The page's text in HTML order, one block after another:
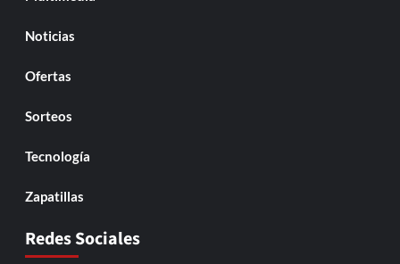
Noticias
Ofertas
Sorteos
Tecnología
Zapatillas
Redes Sociales